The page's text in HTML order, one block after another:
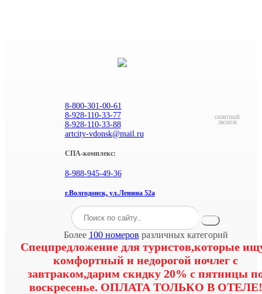
8-800-301-00-61
8-928-110-33-77
8-928-110-33-88
artcity-vdonsk@mail.ru
СПА-комплекс:
8-988-945-49-36
г.Волгодонск, ул.Ленина 52а
ОБРАТНЫЙ
ЗВОНОК
Более 100 номеров различных категорий
Спецпредложение для туристов,которые
комфортный и недорогой ночлег с
завтраком,дарим скидку 20% с пятницы
воскресенье. ОПЛАТА ТОЛЬКО В ОТЕЛЕ!